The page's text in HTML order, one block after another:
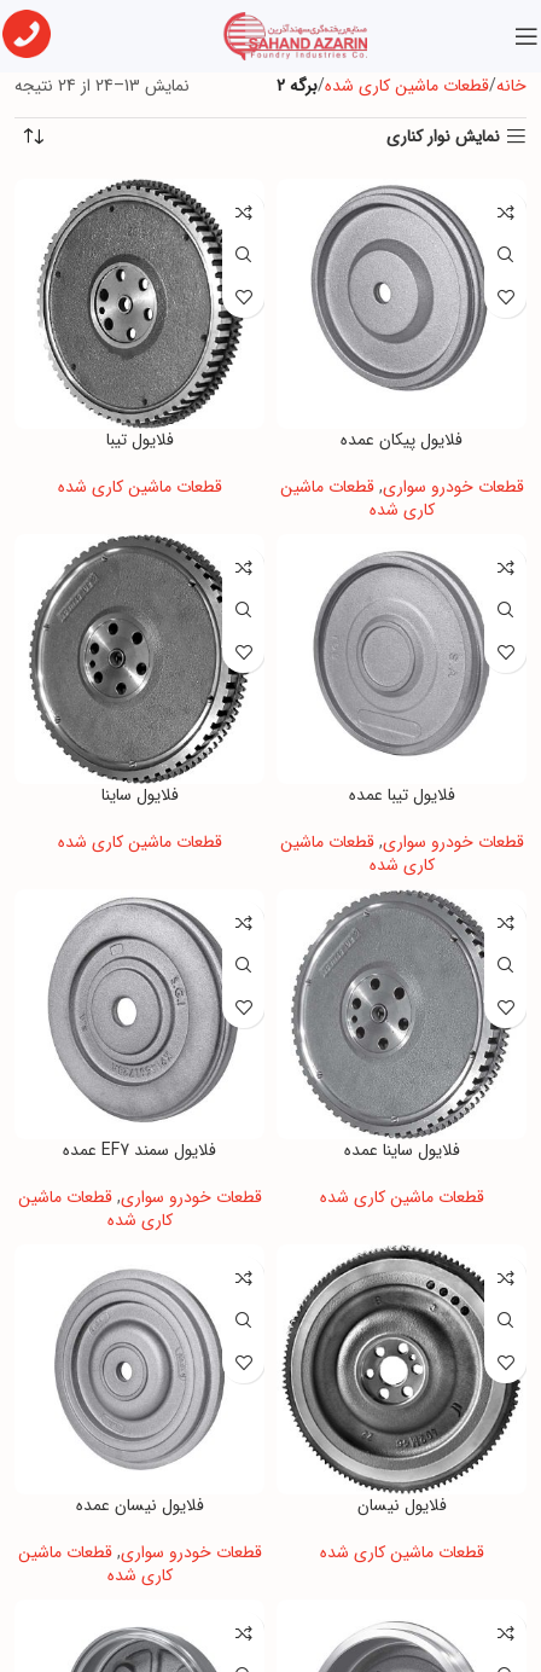
خانه قطعات ماشین کاری شده برگه 2
نمایش 13–24 از 24 نتیجه
نمایش نوار کناری
فلایول پیکان عمده
قطعات خودرو سواری,قطعات ماشین
کاری شده
فلایول تیبا
قطعات ماشین کاری شده
فلایول تیبا عمده
قطعات خودرو سواری,قطعات ماشین
کاری شده
فلایول ساینا
قطعات ماشین کاری شده
فلایول ساینا عمده
قطعات ماشین کاری شده
فلایول سمند EF7 عمده
قطعات خودرو سواری,قطعات ماشین
کاری شده
فلایول نیسان
قطعات ماشین کاری شده
فلایول نیسان عمده
قطعات خودرو سواری,قطعات ماشین
کاری شده